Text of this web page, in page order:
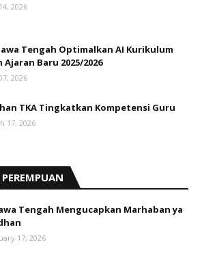
2026
Tengah Optimalkan AI Kurikulum
Ajaran Baru 2025/2026
2026
TKA Tingkatkan Kompetensi Guru
17, 2026
Tengah Mengucapkan Marhaban ya
17, 2026